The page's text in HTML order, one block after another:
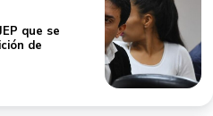
que se
de